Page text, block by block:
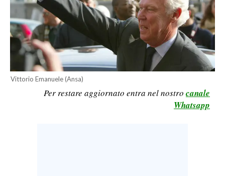
POLITICA
ECONOMIA
SERVIZI ALLE IMPRESE
LAVORO
Vittorio Emanuele (Ansa)
Per restare aggiornato entra nel nostro canale
Whatsapp